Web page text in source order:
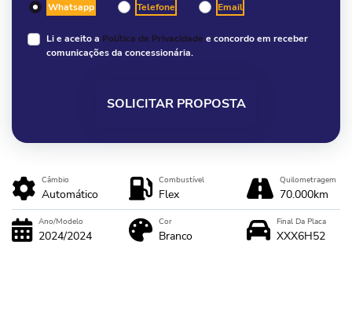
Whatsapp Telefone Email
Li e aceito a Política de Privacidade e concordo em receber
comunicações da concessionária.
SOLICITAR PROPOSTA
Câmbio
Automático
Combustível
Flex
Quilometragem
70.000km
Ano/Modelo
2024/2024
Cor
Branco
Final Da Placa
XXX6H52